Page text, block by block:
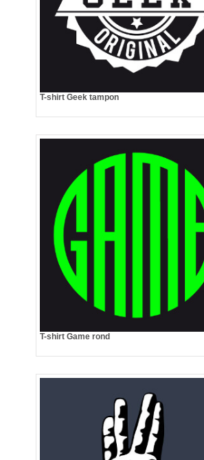
T-shirt Geek tampon
T-shirt Game rond